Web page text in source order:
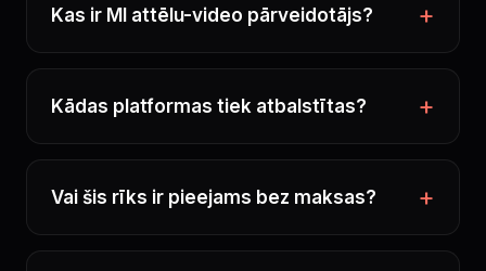
Kas ir MI attēlu-video pārveidotājs?
Kādas platformas tiek atbalstītas?
Vai šis rīks ir pieejams bez maksas?